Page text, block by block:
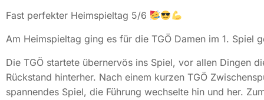
Fast perfekter Heimspieltag 5/6
Am Heimspieltag ging es für die TGÖ Damen im 1. Spiel
Die TGÖ startete übernervös ins Spiel, vor allen Dingen
Rückstand hinterher. Nach einem kurzen TGÖ
spannendes Spiel, die Führung wechselte hin und her.